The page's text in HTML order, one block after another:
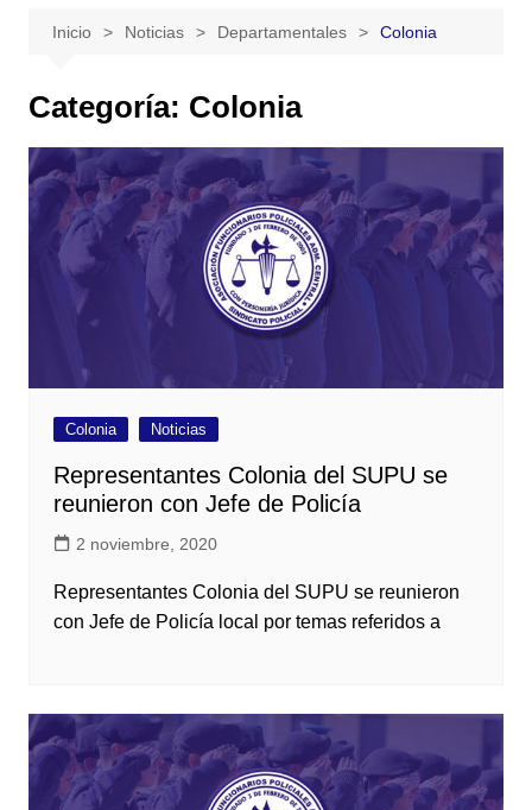
Inicio Noticias Departamentales Colonia
Categoría: Colonia
Colonia Noticias
Representantes Colonia del SUPU se
reunieron con Jefe de Policía
2 noviembre, 2020
Representantes Colonia del SUPU se reunieron
con Jefe de Policía local por temas referidos a